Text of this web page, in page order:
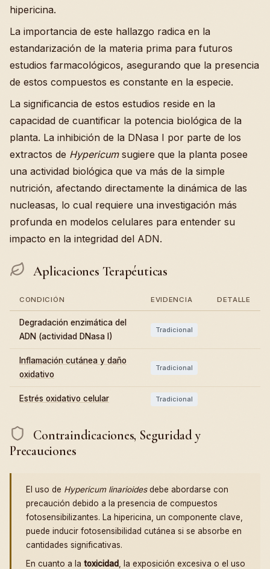
hipericina.
La importancia de este hallazgo radica en la
estandarización de la materia prima para futuros
estudios farmacológicos, asegurando que la presencia
de estos compuestos es constante en la especie.
La significancia de estos estudios reside en la
capacidad de cuantificar la potencia biológica de la
planta. La inhibición de la DNasa I por parte de los
extractos de Hypericumsugiere que la planta posee
una actividad biológica que va más de la simple
nutrición, afectando directamente la dinámica de las
nucleasas, lo cual requiere una investigación más
profunda en modelos celulares para entender su
impacto en la integridad del ADN.
Aplicaciones Terapéuticas
CONDICIÓN EVIDENCIA DETALLE
Degradación enzimática del
ADN (actividad DNasa I)
Tradicional
Inflamación cutánea y daño
oxidativo
Tradicional
Estrés oxidativo celular Tradicional
Contraindicaciones, Seguridad y
Precauciones
El uso de Hypericum linarioidesdebe abordarse con
precaución debido a la presencia de compuestos
fotosensibilizantes. La hipericina, un componente clave,
puede inducir fotosensibilidad cutánea si se absorbe en
cantidades significativas.
En cuanto a la toxicidad
, la exposición excesiva o el uso